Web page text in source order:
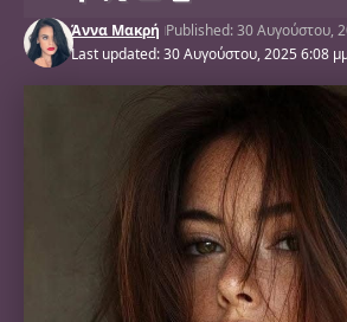
Last updated: 30 Αυγούστου, 2025 6:08
Άννα Μακρή Published: 30 Αυγούστου,